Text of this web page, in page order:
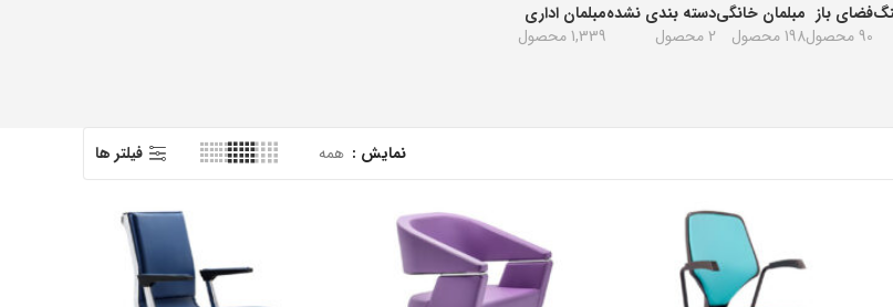
فضای باز
90 محصول
مبلمان خانگی
198 محصول
دسته بندی نشده
2 محصول
مبلمان اداری
1,339 محصول
نمایش همه فیلتر ها